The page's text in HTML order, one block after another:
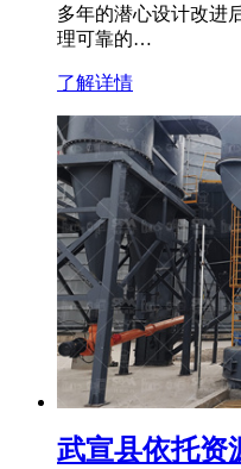
多年的潜心设计改进
理可靠的…
了解详情
武宣县依托资